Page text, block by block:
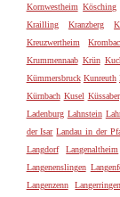
Kornwestheim Kösching
Krailling
Kranzberg
Kreuzwertheim
Krummennaab Krün
Kümmersbruck Kunreuth
Kürnbach Kusel
Ladenburg Lahnstein
der Isar Landau in der
Langdorf
Langenaltheim
Langenenslingen
Langenzenn
Langerringen